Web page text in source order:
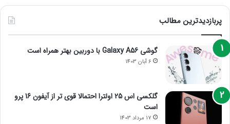
پربازدیدترین مطالب
گوشی Galaxy A56 با دوربین بهتر همراه است
6 آبان 1403
گلکسی اس 25 اولترا احتمالا قوی تر از آیفون 16 پرو
است
17 مرداد 1403